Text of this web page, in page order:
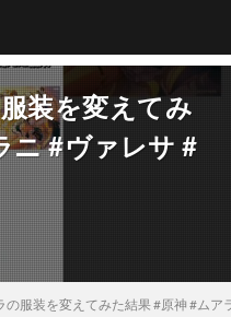
装を変えてみ
ニ #ヴァレサ #
の服装を変えてみた結果 #原神 #ムア